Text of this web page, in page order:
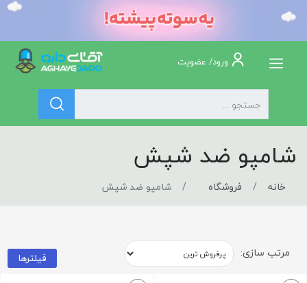
ورود/ عضویت
شامپو ضد شپش
خانه فروشگاه شامپو ضد شپش
مرتب سازی: فیلترها